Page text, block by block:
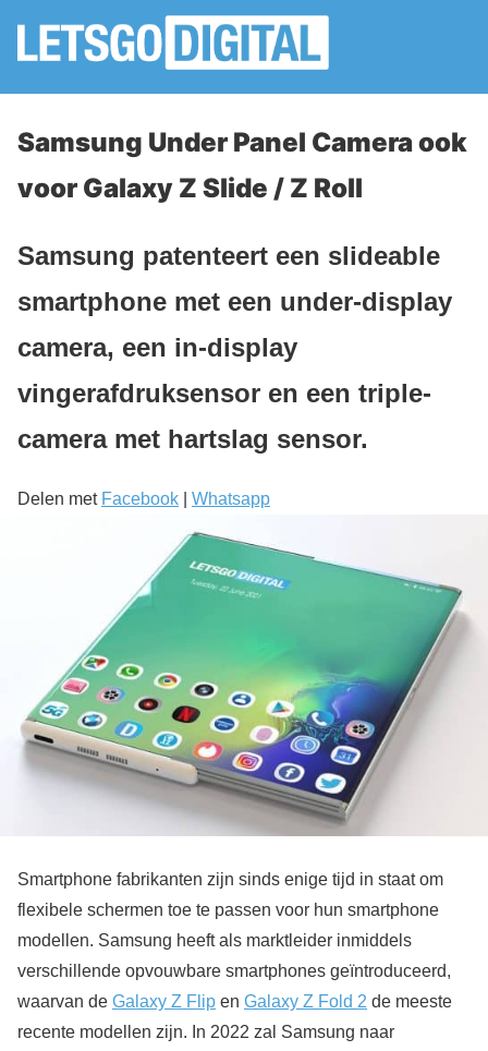
Samsung Under Panel Camera ook
voor Galaxy Z Slide / Z Roll
Samsung patenteert een slideable
smartphone met een under-display
camera, een in-display
vingerafdruksensor en een triple-
camera met hartslag sensor.
Delen met Facebook Whatsapp
Smartphone fabrikanten zijn sinds enige tijd in staat om
flexibele schermen toe te passen voor hun smartphone
modellen. Samsung heeft als marktleider inmiddels
verschillende opvouwbare smartphones geïntroduceerd,
waarvan de Galaxy Z Flip en Galaxy Z Fold 2 de meeste
recente modellen zijn. In 2022 zal Samsung naar